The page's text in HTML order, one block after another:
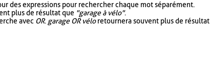
des expressions pour rechercher chaque mot séparément.
plus de résultat que "garage à vélo".
avec OR. garage OR véloretournera souvent plus de résultat